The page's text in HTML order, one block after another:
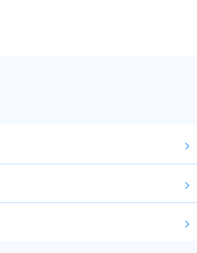
arrow_forward_ios
arrow_forward_ios
arrow_forward_ios
未読
01
新
樹脂製パイプの製造作業！フォー